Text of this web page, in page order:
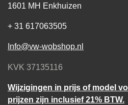
1601 MH Enkhuizen
+ 31 617063505
Info@vw-wobshop.nl
KVK 37135116
Wijzigingen in prijs of model
prijzen zijn inclusief 21% BTW.